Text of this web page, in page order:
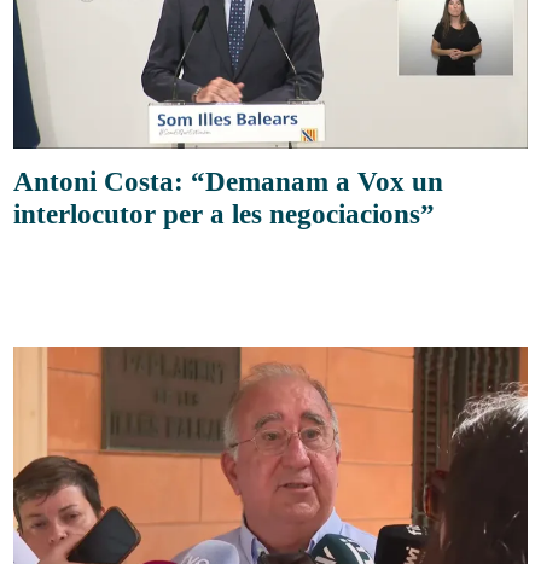
Antoni Costa: “Demanam a Vox un
interlocutor per a les negociacions”